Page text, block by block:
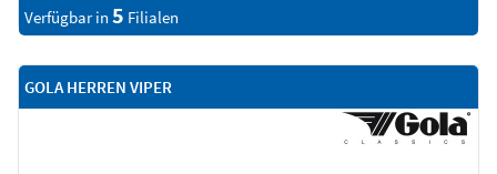
Verfügbar in 5 Filialen
GOLA HERREN VIPER